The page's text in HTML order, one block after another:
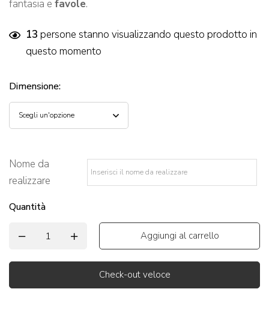
fantasia e favole.
13 persone stanno visualizzando questo prodotto in
questo momento
Dimensione:
Nome da
realizzare
Quantità
Aggiungi al carrello
Check-out veloce